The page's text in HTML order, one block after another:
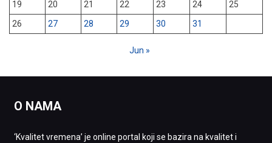
19
20 21 22 23 24
25
26
27 28 29 30 31
Jun »
O NAMA
‘Kvalitet vremena’ je online portal koji se bazira na kvalitet i